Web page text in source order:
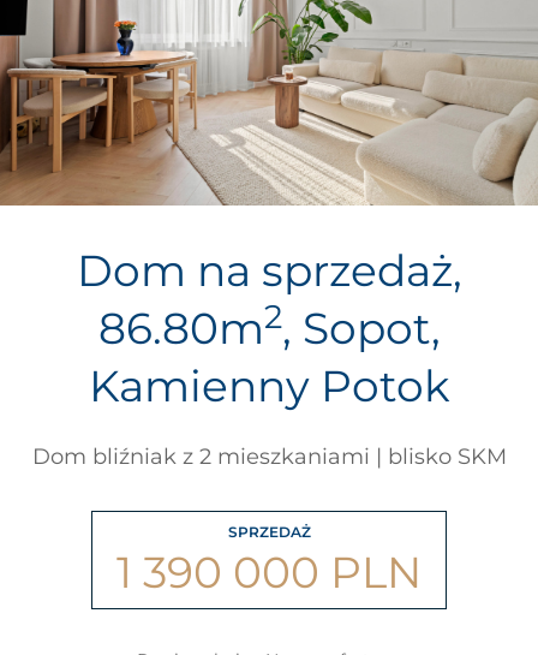
Dom na sprzedaż,
86.80m2, Sopot,
Kamienny Potok
Dom bliźniak z 2 mieszkaniami | blisko SKM
SPRZEDAŻ
1 390 000 PLN